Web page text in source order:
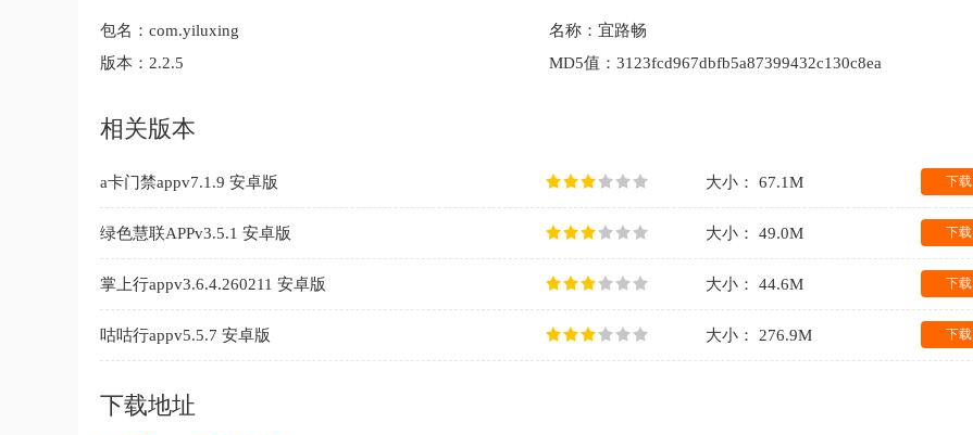
包名： com.yiluxing 名称： 宜路畅
版本： 2.2.5 MD5值： 3123fcd967dbfb5a87399432c130c8ea
相关版本
a卡门禁appv7.1.9 安卓版 大小： 67.1M 下载
绿色慧联APPv3.5.1 安卓版 大小： 49.0M 下载
掌上行appv3.6.4.260211 安卓版 大小： 44.6M 下载
咕咕行appv5.5.7 安卓版 大小： 276.9M 下载
下载地址